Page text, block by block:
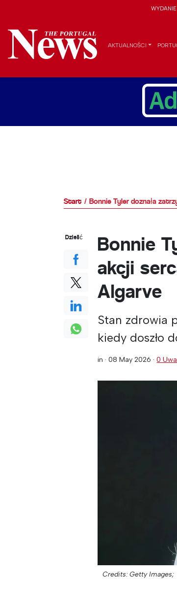
AKTUALNOŚCI
Start Bonnie Tyler doznała
Bonnie
akcji
Algarve
Stan zdrowia
kiedy doszło
in ·08 May 2026 ·0
Credits: Getty Images;
Dzielić